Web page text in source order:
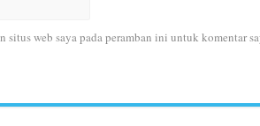
situs web saya pada peramban ini untuk komentar